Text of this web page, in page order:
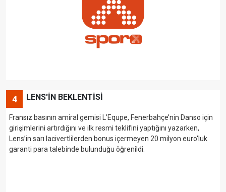
4 LENS'İN BEKLENTİSİ
Fransız basının amiral gemisi L’Equpe, Fenerbahçe’nin Danso için
girişimlerini artırdığını ve ilk resmi teklifini yaptığını yazarken,
Lens’in sarı lacivertlilerden bonus içermeyen 20 milyon euro'luk
garanti para talebinde bulunduğu öğrenildi.